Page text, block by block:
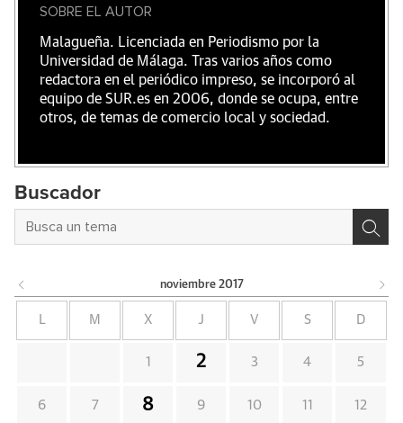
SOBRE EL AUTOR
Malagueña. Licenciada en Periodismo por la
Universidad de Málaga. Tras varios años como
redactora en el periódico impreso, se incorporó al
equipo de SUR.es en 2006, donde se ocupa, entre
otros, de temas de comercio local y sociedad.
Buscador
noviembre 2017
L M X J V S D
1 2 3 4 5
6 7 8 9 10 11 12